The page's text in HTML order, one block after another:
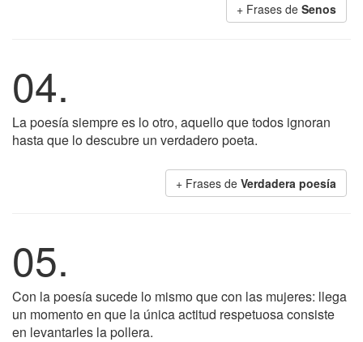
+ Frases de Senos
04.
La poesía siempre es lo otro, aquello que todos ignoran
hasta que lo descubre un verdadero poeta.
+ Frases de Verdadera poesía
05.
Con la poesía sucede lo mismo que con las mujeres: llega
un momento en que la única actitud respetuosa consiste
en levantarles la pollera.